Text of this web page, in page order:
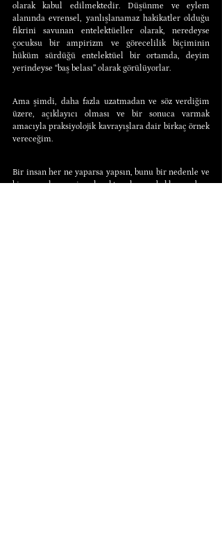
olarak kabul edilmektedir. Düşünme ve eylem
alanında evrensel, yanlışlanamaz hakikatler olduğu
fikrini savunan entelektüeller olarak, neredeyse
çocuksu bir ampirizm ve görecelilik biçiminin
hüküm sürdüğü entelektüel bir ortamda, deyim
yerindeyse “baş belası” olarak görülüyorlar.
Ama şimdi, daha fazla uzatmadan ve söz verdiğim
üzere, açıklayıcı olması ve bir sonuca varmak
amacıyla praksiyolojik kavrayışlara dair birkaç örnek
vereceğim.
Bir insan her ne yaparsa yapsın, bunu bir nedenle ve
bir amaçla, yani gelecekte olması beklenen bazı